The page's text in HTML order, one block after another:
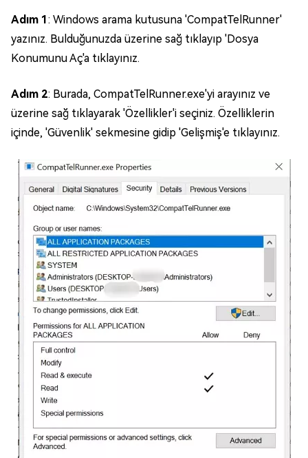
Adım 1 : Windows arama kutusuna 'CompatTelRunner'
yazınız. Bulduğunuzda üzerine sağ tıklayıp 'Dosya
Konumunu Aç'a tıklayınız.
Adım 2: Burada, CompatTelRunner.exe'yi arayınız ve
üzerine sağ tıklayarak 'Özellikler'i seçiniz. Özelliklerin
içinde, 'Güvenlik' sekmesine gidip 'Gelişmiş'e tıklayınız.